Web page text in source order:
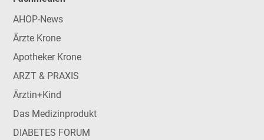
AHOP-News
Ärzte Krone
Apotheker Krone
ARZT & PRAXIS
Ärztin+Kind
Das Medizinprodukt
DIABETES FORUM